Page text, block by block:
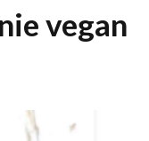
vegan